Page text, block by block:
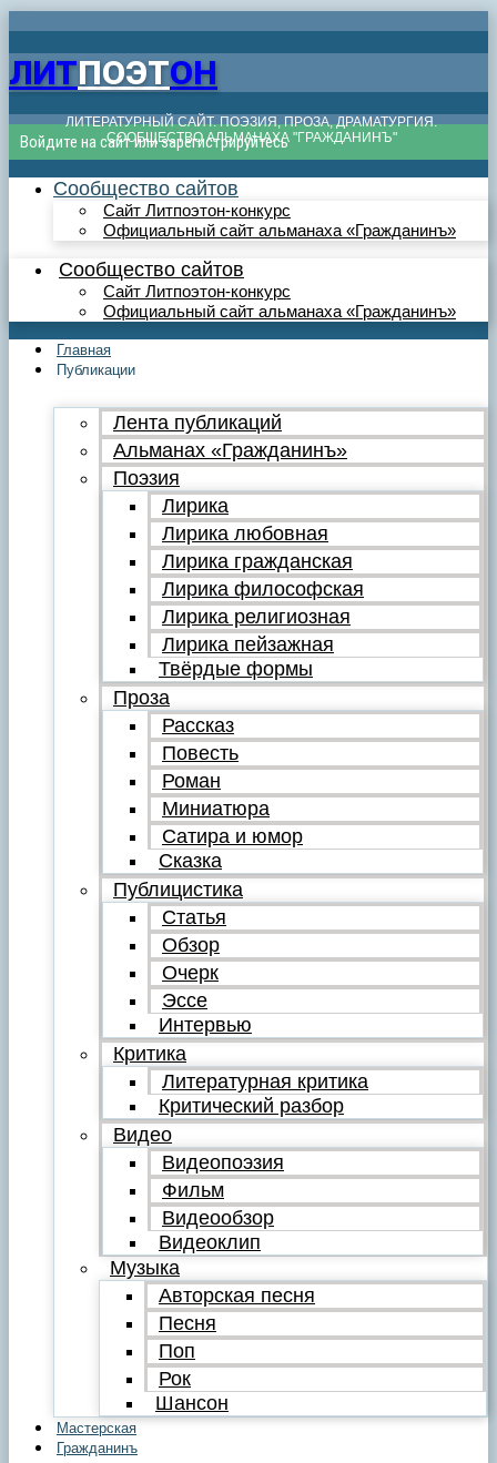
ЛИТПОЭТОН
ЛИТЕРАТУРНЫЙ САЙТ. ПОЭЗИЯ, ПРОЗА, ДРАМАТУРГИЯ.
СООБЩЕСТВО АЛЬМАНАХА "ГРАЖДАНИНЪ"
Войдите на сайт или зарегистрируйтесь
Сообщество сайтов
Сайт Литпоэтон-конкурс
Официальный сайт альманаха «Гражданинъ»
Сообщество сайтов
Сайт Литпоэтон-конкурс
Официальный сайт альманаха «Гражданинъ»
Главная
Публикации
Лента публикаций
Альманах «Гражданинъ»
Поэзия
Лирика
Лирика любовная
Лирика гражданская
Лирика философская
Лирика религиозная
Лирика пейзажная
Твёрдые формы
Проза
Рассказ
Повесть
Роман
Миниатюра
Сатира и юмор
Сказка
Публицистика
Статья
Обзор
Очерк
Эссе
Интервью
Критика
Литературная критика
Критический разбор
Видео
Видеопоэзия
Фильм
Видеообзор
Видеоклип
Музыка
Авторская песня
Песня
Поп
Рок
Шансон
Мастерская
Гражданинъ